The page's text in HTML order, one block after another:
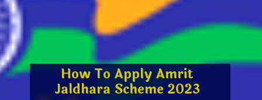
How To Apply Amrit
Jaldhara Scheme 2023